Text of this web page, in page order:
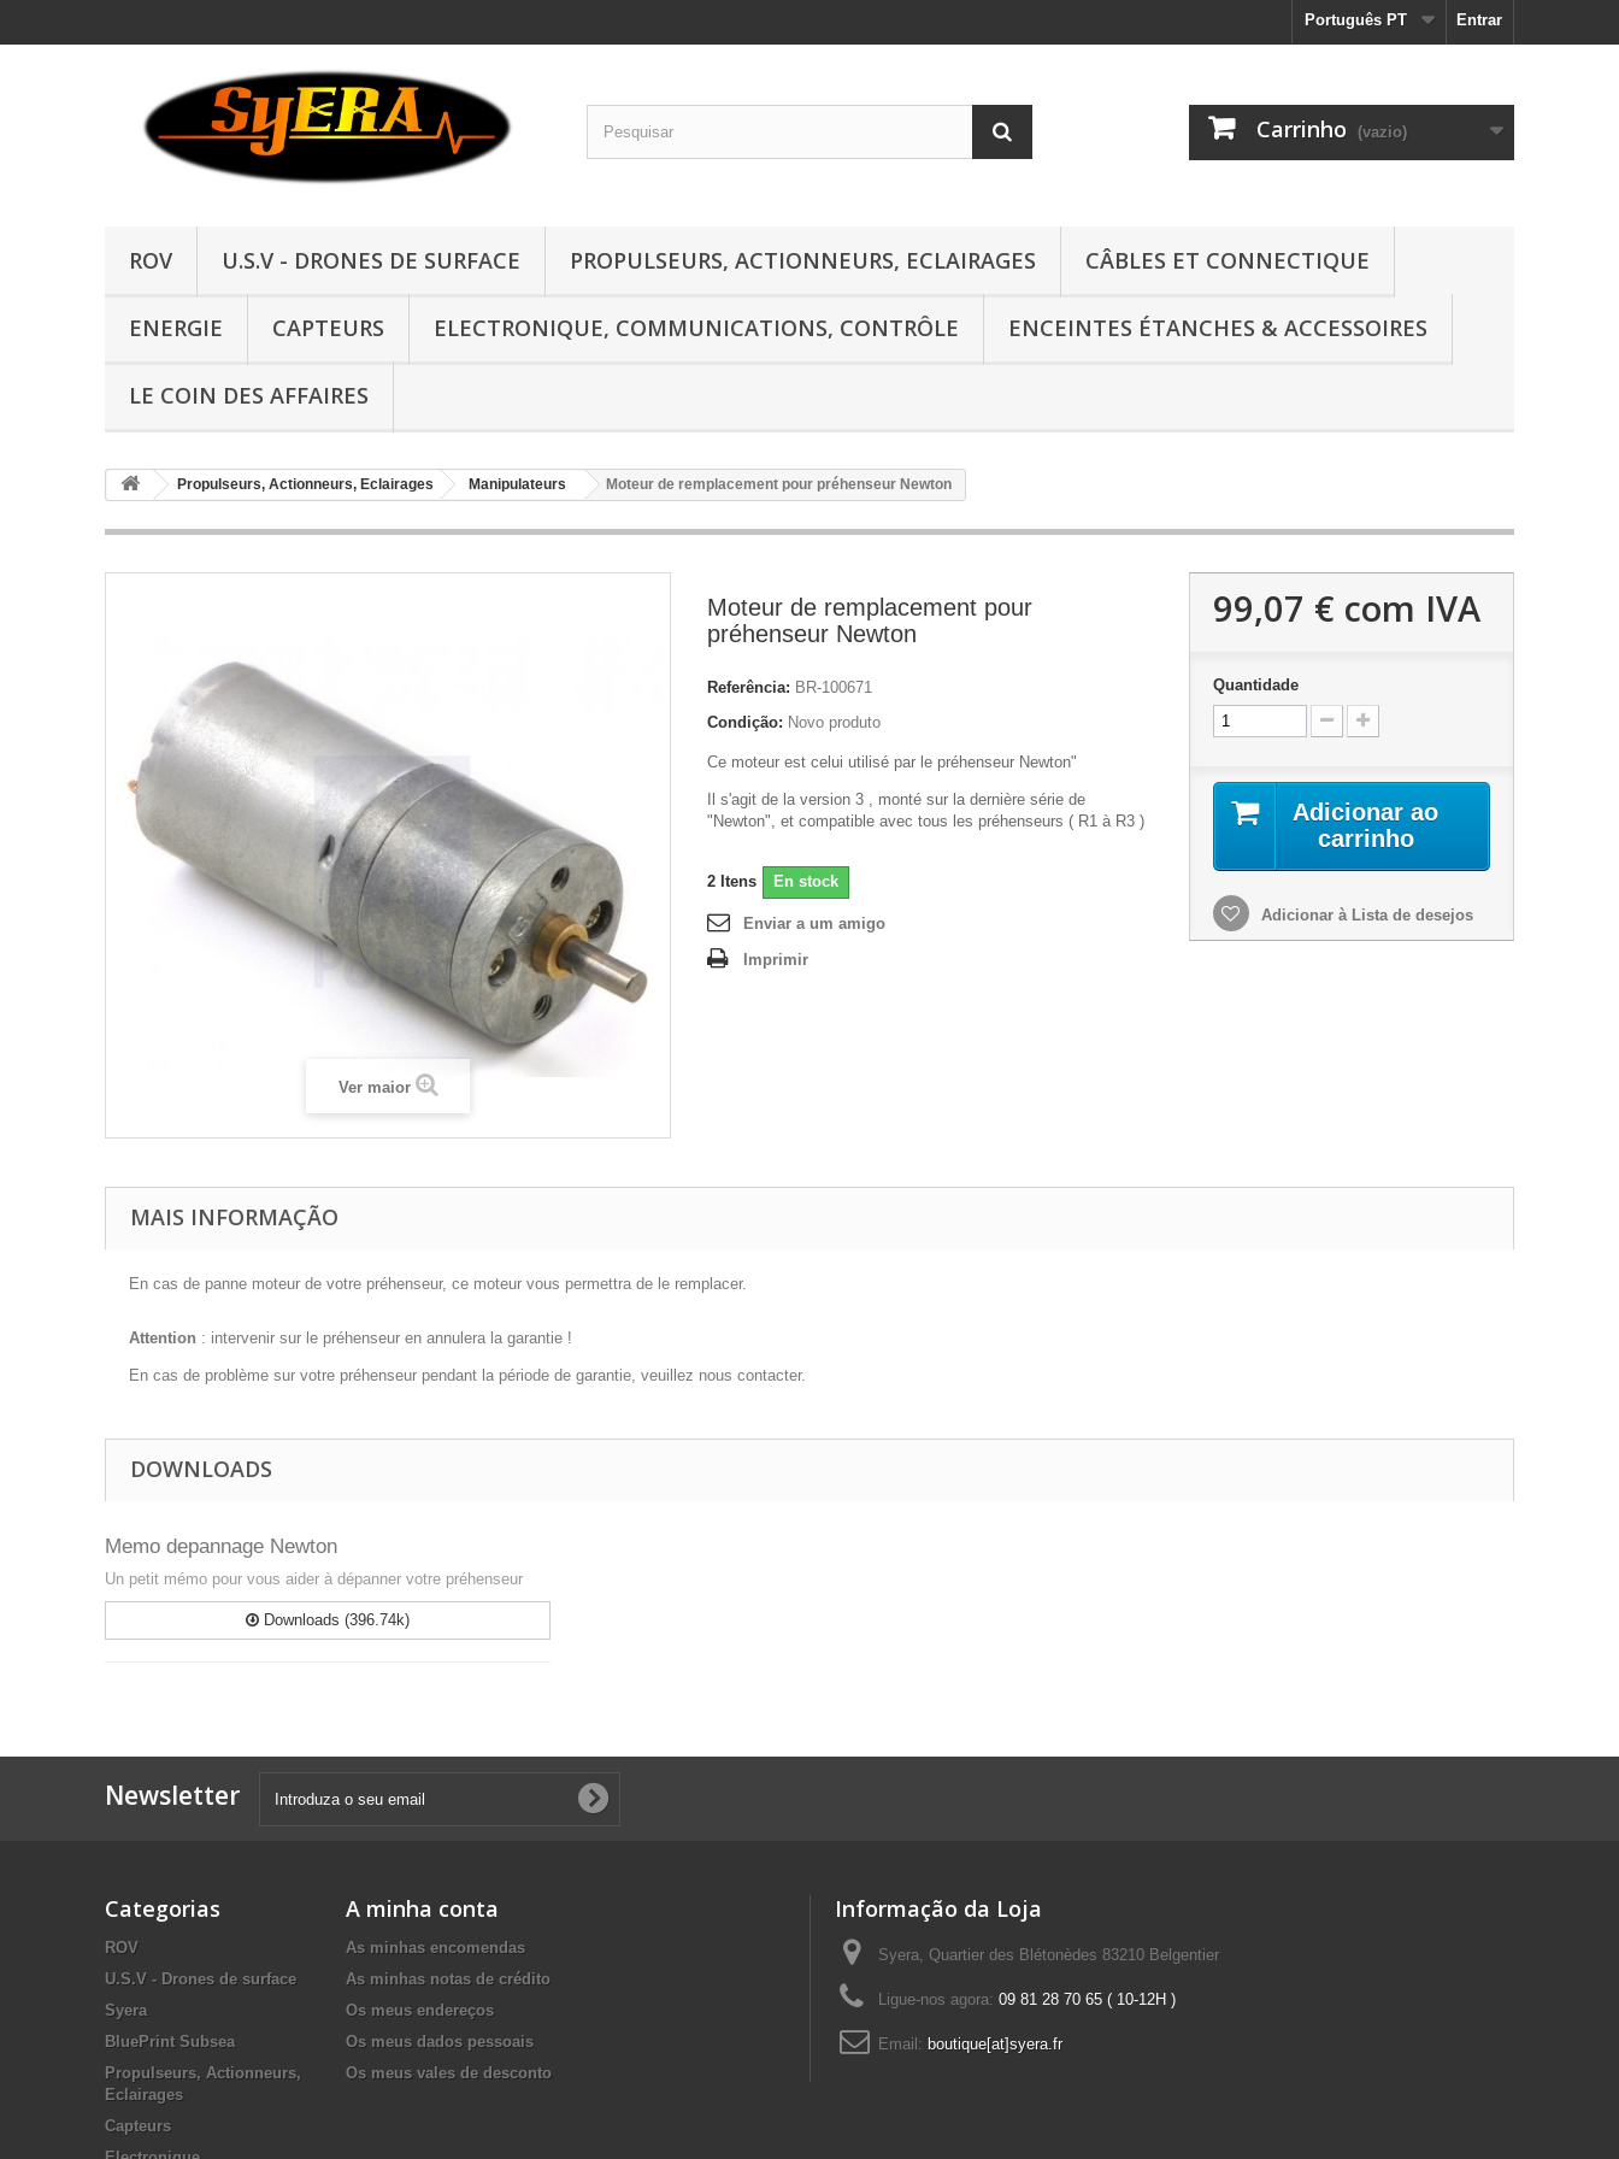
Entrar
Português PT
Carrinho (vazio)
ROV U.S.V - DRONES DE SURFACE PROPULSEURS, ACTIONNEURS, ECLAIRAGES CÂBLES ET CONNECTIQUE
ENERGIE CAPTEURS ELECTRONIQUE, COMMUNICATIONS, CONTRÔLE ENCEINTES ÉTANCHES & ACCESSOIRES
LE COIN DES AFFAIRES
Propulseurs, Actionneurs, Eclairages Manipulateurs Moteur de remplacement pour préhenseur Newton
Ver maior
Moteur de remplacement pour
préhenseur Newton
Referência: BR-100671
Condição: Novo produto
Ce moteur est celui utilisé par le préhenseur Newton"
Il s'agit de la version 3 , monté sur la dernière série de
"Newton", et compatible avec tous les préhenseurs ( R1 à R3 )
2 Itens En stock
Enviar a um amigo
Imprimir
99,07 € com IVA
Quantidade
Adicionar ao
carrinho
Adicionar à Lista de desejos
MAIS INFORMAÇÃO
En cas de panne moteur de votre préhenseur, ce moteur vous permettra de le remplacer.
Attention : intervenir sur le préhenseur en annulera la garantie !
En cas de problème sur votre préhenseur pendant la période de garantie, veuillez nous contacter.
DOWNLOADS
Memo depannage Newton
Un petit mémo pour vous aider à dépanner votre préhenseur
Downloads (396.74k)
Newsletter
Categorias
ROV
U.S.V - Drones de surface
Syera
BluePrint Subsea
Propulseurs, Actionneurs,
Eclairages
Capteurs
A minha conta
As minhas encomendas
As minhas notas de crédito
Os meus endereços
Os meus dados pessoais
Os meus vales de desconto
Informação da Loja
Syera, Quartier des Blétonèdes 83210 Belgentier
Ligue-nos agora: 09 81 28 70 65 ( 10-12H )
Email: boutique[at]syera.fr